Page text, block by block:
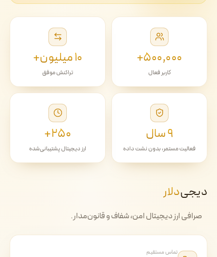
۵۰۰٬۰۰۰+
کاربر فعال
۱۰ میلیون+
تراکنش موفق
۹ سال
فعالیت مستمر، بدون نشت داده
۲۵۰+
ارز دیجیتال پشتیبانی‌شده
دیجی‌دلار
صرافی ارز دیجیتال امن، شفاف و قانون‌مدار.
تماس مستقیم